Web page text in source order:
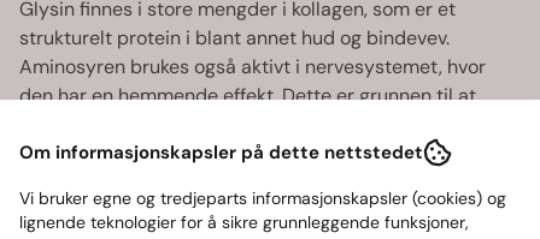
Glysin finnes i store mengder i kollagen, som er et
strukturelt protein i blant annet hud og bindevev.
Aminosyren brukes også aktivt i nervesystemet, hvor
den har en hemmende effekt. Dette er grunnen til at
sentral byggestein i glutation – kroppens viktigste
Naturlig god og lett å bruke
Om informasjonskapsler på dette nettstedet
Vi bruker egne og tredjeparts informasjonskapsler (cookies) og
lignende teknologier for å sikre grunnleggende funksjoner,